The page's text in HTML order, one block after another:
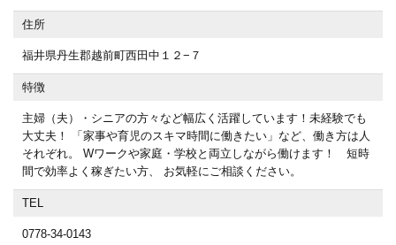
住所
福井県丹生郡越前町西田中１２−７
特徴
主婦（夫）・シニアの方々など幅広く活躍しています！未経験でも
大丈夫！ 「家事や育児のスキマ時間に働きたい」など、働き方は人
それぞれ。 Wワークや家庭・学校と両立しながら働けます！ 短時
間で効率よく稼ぎたい方、 お気軽にご相談ください。
TEL
0778-34-0143